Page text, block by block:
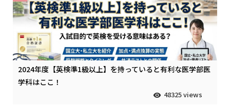
2024年度【英検準1級以上】を持っていると有利な医学部医
学科はここ！
48325 views